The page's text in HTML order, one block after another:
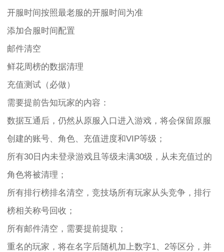
开服时间按照最老服的开服时间为准
添加合服时间配置
邮件清空
鲜花周榜的数据清理
充值测试（必做）
需要提前告知玩家的内容：
数据互通后，仍然从原服入口进入游戏，将会保留原服
创建的账号、角色、充值进度和VIP等级；
所有30日内未登录游戏且等级未满30级，从未充值过的
角色将被清理；
所有排行榜排名清空，竞技场所有玩家从头竞争，排行
榜相关称号回收；
所有邮件清空，需要提前提取；
重名的玩家，将在名字后随机加上数字1、2等区分，并